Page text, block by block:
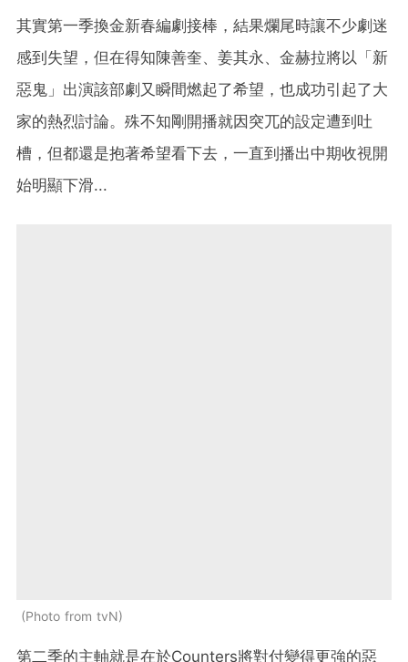
其實第一季換金新春編劇接棒，結果爛尾時讓不少劇迷
感到失望，但在得知陳善奎、姜其永、金赫拉將以「新
惡鬼」出演該部劇又瞬間燃起了希望，也成功引起了大
家的熱烈討論。殊不知剛開播就因突兀的設定遭到吐
槽，但都還是抱著希望看下去，一直到播出中期收視開
始明顯下滑...
Photo from tvN
第二季的主軸就是在於Counters將對付變得更強的惡